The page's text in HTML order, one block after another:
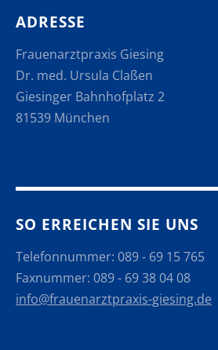
ADRESSE
Frauenarztpraxis Giesing
Dr. med. Ursula Claßen
Giesinger Bahnhofplatz 2
81539 München
SO ERREICHEN SIE UNS
Telefonnummer: 089 - 69 15 765
Faxnummer: 089 - 69 38 04 08
info@frauenarztpraxis-giesing.de